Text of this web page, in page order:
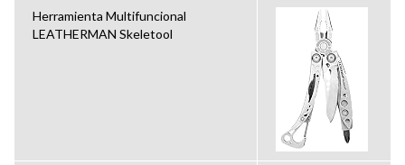
Herramienta Multifuncional
LEATHERMAN Skeletool